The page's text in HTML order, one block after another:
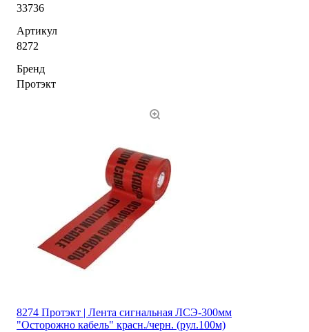
33736
Артикул
8272
Бренд
Протэкт
8274 Протэкт | Лента сигнальная ЛСЭ-300мм
"Осторожно кабель" красн./черн. (рул.100м)